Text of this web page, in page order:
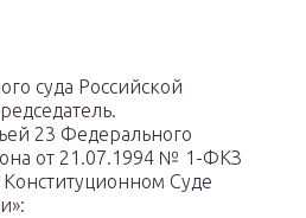
суда Российской
23 Федерального
от 21.07.1994 № 1-ФКЗ
Суде